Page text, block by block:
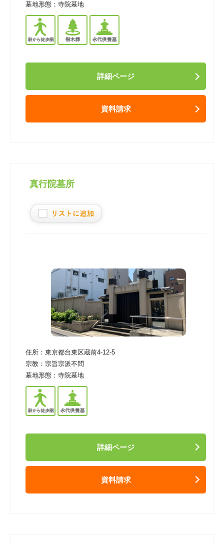
墓地形態： 寺院墓地
詳細ページ
資料請求
真行院墓所
住所： 東京都台東区蔵前4-12-5
宗教： 宗旨宗派不問
墓地形態： 寺院墓地
詳細ページ
資料請求